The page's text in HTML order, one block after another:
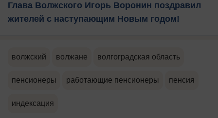
Глава Волжского Игорь Воронин поздравил
жителей с наступающим Новым годом!
волжский волжане волгоградская область
пенсионеры работающие пенсионеры пенсия
индексация